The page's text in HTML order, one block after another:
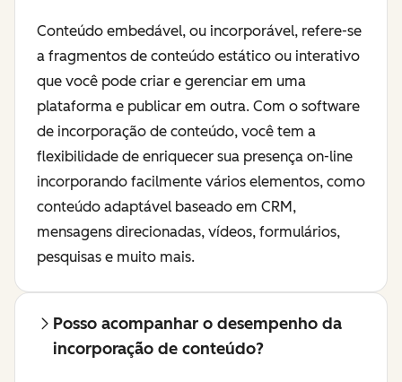
Conteúdo embedável, ou incorporável, refere-se
a fragmentos de conteúdo estático ou interativo
que você pode criar e gerenciar em uma
plataforma e publicar em outra. Com o software
de incorporação de conteúdo, você tem a
flexibilidade de enriquecer sua presença on-line
incorporando facilmente vários elementos, como
conteúdo adaptável baseado em CRM,
mensagens direcionadas, vídeos, formulários,
pesquisas e muito mais.
Posso acompanhar o desempenho da
incorporação de conteúdo?